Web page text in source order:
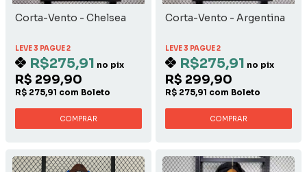
Corta-Vento - Chelsea
LEVE 3 PAGUE 2
R$275,91 no pix
R$ 299,90
R$ 275,91 com Boleto
COMPRAR
Corta-Vento - Argentina
LEVE 3 PAGUE 2
R$275,91 no pix
R$ 299,90
R$ 275,91 com Boleto
COMPRAR